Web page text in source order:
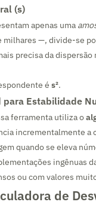
(s)
apenas uma
milhares —, divide-se
precisa da dispersão
é s².
Estabilidade
ferramenta utiliza o
incrementalmente
quando se eleva
ingênuas
ou com valores
de